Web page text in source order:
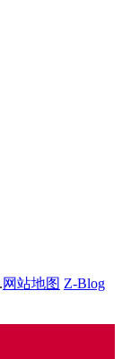
网站地图 Z-Blog